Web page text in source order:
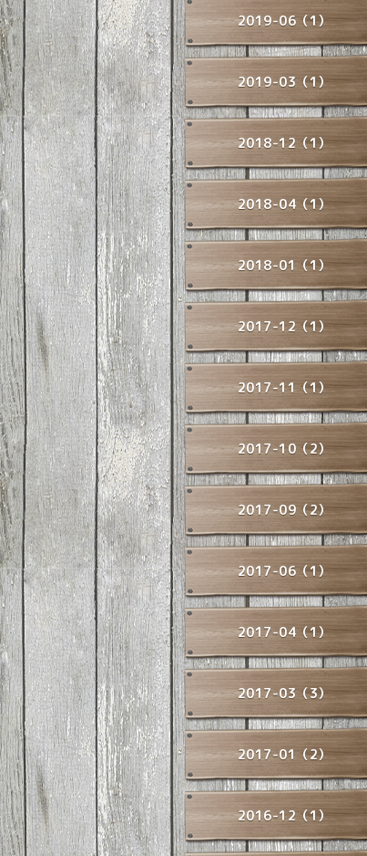
2019-06（1）
2019-03（1）
2018-12（1）
2018-04（1）
2018-01（1）
2017-12（1）
2017-11（1）
2017-10（2）
2017-09（2）
2017-06（1）
2017-04（1）
2017-03（3）
2017-01（2）
2016-12（1）